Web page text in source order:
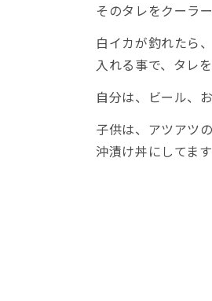
そのタレをクーラ
白イカが釣れたら
入れる事で、タレ
自分は、ビール、
子供は、アツアツ
沖漬け丼にしてます